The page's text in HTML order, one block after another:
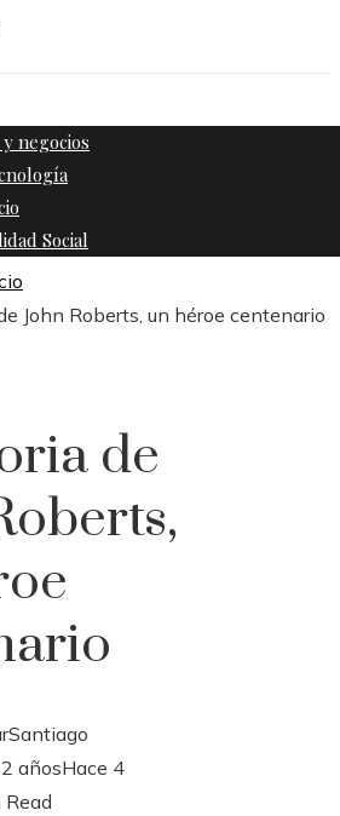
negocios
Social
John Roberts, un héroe centenario
de
Santiago
añosHace 4
Read